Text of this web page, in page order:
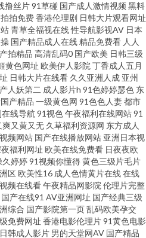
久久偷窥 福利A片 九一桃色社区 人妻三
豆花 久久伊人国产精品 日韩无码三级片
网站 日韩AⅤ视频列表 亚洲第一夜页 91娇
页 亚洲影院www av探花 青娱乐福利视频
摸人人干 美女福利影院 日本a中文字幕
色网 天天射影院 91cn入口 99影院激情
精品 欧美成人女同黄 午夜av免费 91伪
妻鲁色网无码 午夜福利404 91操机视频
撸丝片91草碰 国产成人激情视频 黑料
拍免费香港伦理剧 日韩大片观看网址
青草全福视在线性导航影视AV 日本
国产精品成人在线精品免费看 人人
拍精品 高清乱码0 国产欧美 日韩三级
黄色网址 欧美伊人影院 丁香成人五月
日韩大片在线看 久久亚洲人成 亚州
人妖第二 成人影片h 91色婷婷瑟色 东
产精品 一级黄色网 91色色人妻都市
线导航 91视色午夜福利在线网站91
爽又黄又无 久草福利资源网 东方成人
频网站 国产在线播放网站 亚洲日本视
福利网址 欧美在线免费看 日夜夜欧
久婷婷91视频你懂得黄色三级片毛片
区欧美性16 成人色情黄片在线在线
频在线看午夜精品网影院 伦理片完整
国产在线91 AV亚洲网址 国产经典三级
综合 国产影院第一页乱码欧美孕交
免费网址 香港电影伦理片91黄色电影
日韩成人影片 男的天堂网AV 国产精品